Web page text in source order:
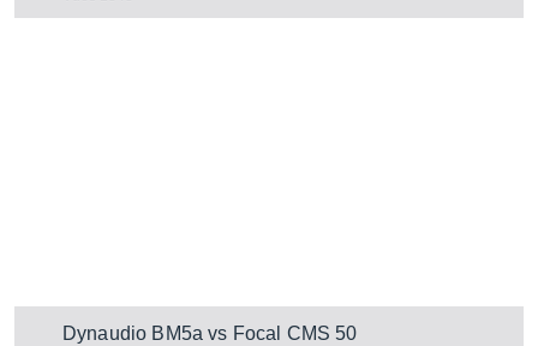
Dynaudio BM5a vs Focal CMS 50